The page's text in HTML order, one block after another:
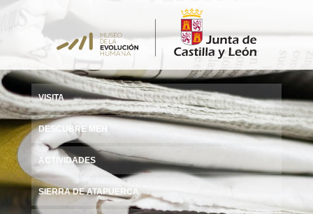
VISITA
DESCUBRE MEH
ACTIVIDADES
SIERRA DE ATAPUERCA